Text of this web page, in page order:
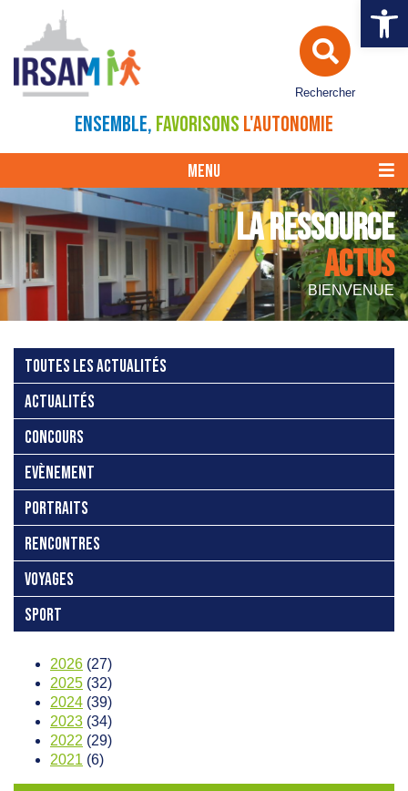
Ouvrir
Rechercher
ENSEMBLE, FAVORISONS L'AUTONOMIE
MENU
LA RESSOURCE
ACTUS
BIENVENUE
TOUTES LES ACTUALITÉS
ACTUALITÉS
CONCOURS
EVÈNEMENT
PORTRAITS
RENCONTRES
VOYAGES
SPORT
2026 (27)
2025 (32)
2024 (39)
2023 (34)
2022 (29)
2021 (6)